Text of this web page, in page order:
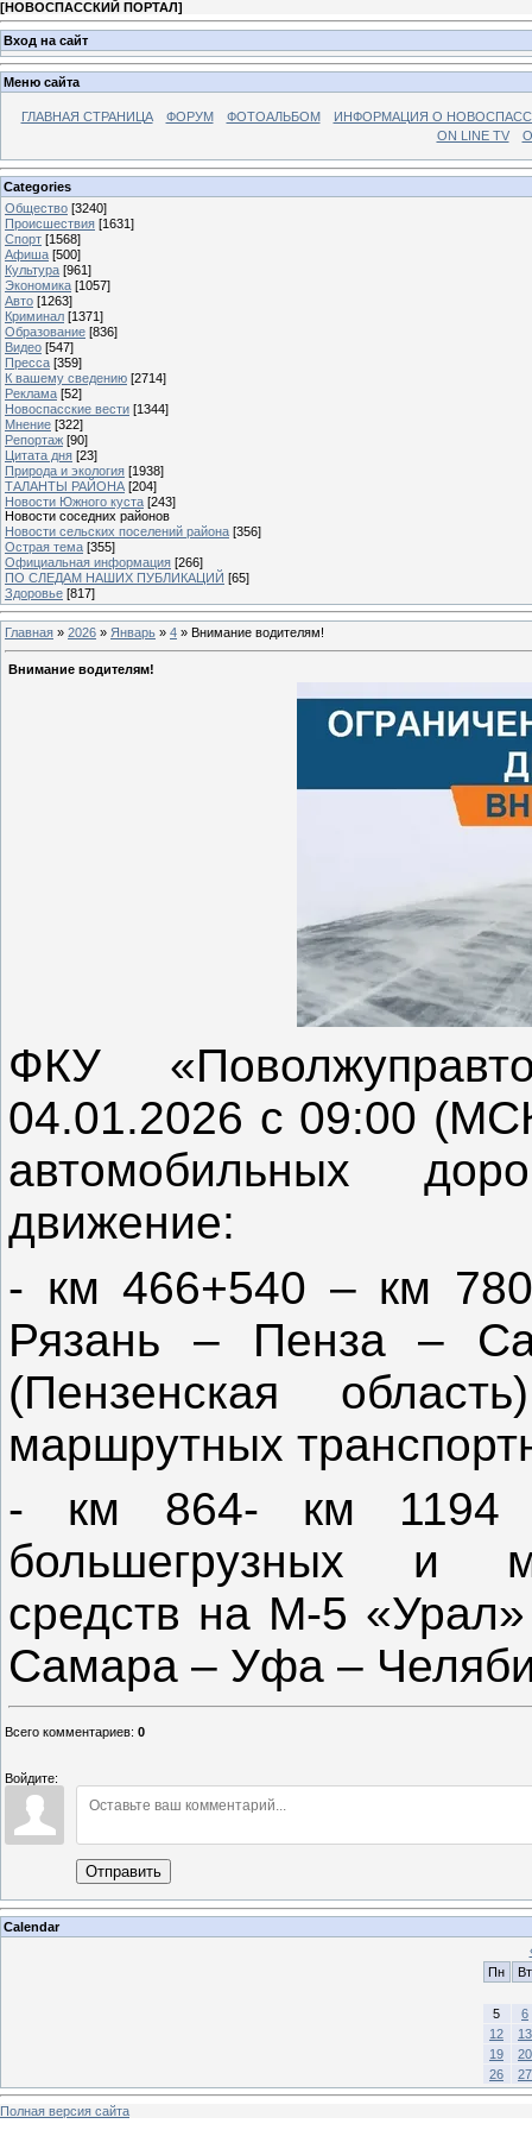
[НОВОСПАССКИЙ ПОРТАЛ]
Вход на сайт
Меню сайта
ГЛАВНАЯ СТРАНИЦА ФОРУМ ФОТОАЛЬБОМ
ИНФОРМАЦИЯ О
ON LINE TV
Categories
Общество [3240]
Происшествия [1631]
Спорт [1568]
Афиша [500]
Культура [961]
Экономика [1057]
Авто [1263]
Криминал [1371]
Образование [836]
Видео [547]
Пресса [359]
К вашему сведению [2714]
Реклама [52]
Новоспасские вести [1344]
Мнение [322]
Репортаж [90]
Цитата дня [23]
Природа и экология [1938]
ТАЛАНТЫ РАЙОНА [204]
Новости Южного куста [243]
Новости соседних районов
Новости сельских поселений района [356]
Острая тема [355]
Официальная информация [266]
ПО СЛЕДАМ НАШИХ ПУБЛИКАЦИЙ [65]
Здоровье [817]
Главная » 2026 » Январь » 4 » Внимание водителям!
Внимание водителям!
ФКУ
04.01.2026 с 09:00
автомобильных
движение:
- км 466+540 – км
Рязань – Пенза –
(Пензенская
маршрутных
- км 864- км 1194
большегрузных и
средств на М-5
Самара – Уфа –
Всего комментариев: 0
Войдите:
Отправить
Calendar
Пн
Вт
5
6
12
13
19
20
26
27
Полная версия сайта